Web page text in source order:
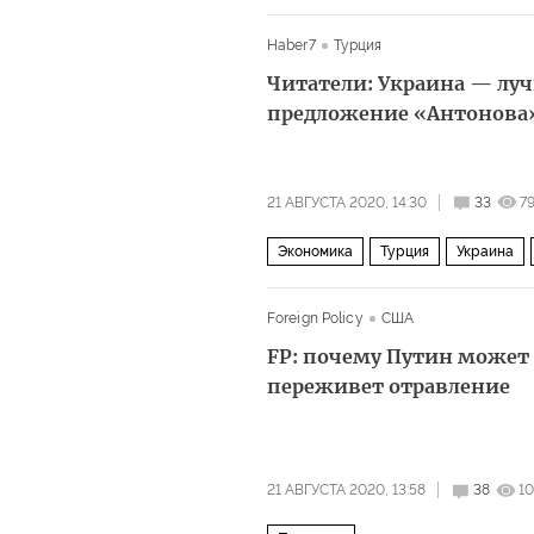
Haber7
Турция
Читатели: Украина —
предложение
21 АВГУСТА 2020, 14:30 33
Экономика Турция Украина
Foreign Policy
США
FP: почему Путин может
переживет отравление
21 АВГУСТА 2020, 13:58 38